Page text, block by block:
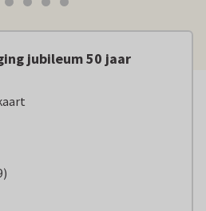
jubileum 50 jaar
)